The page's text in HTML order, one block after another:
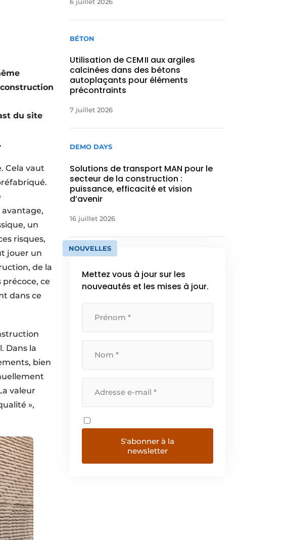
du site
Cela vaut
un
risques,
jouer un
de la
ce
dans ce
Dans la
bien
valeur
»,
BÉTON
Utilisation de CEM II aux argiles
calcinées dans des bétons
autoplaçants pour éléments
précontraints
7 juillet 2026
DEMO DAYS
Solutions de transport MAN pour le
secteur de la construction :
puissance, efficacité et vision
d’avenir
16 juillet 2026
NOUVELLES
Mettez vous à jour sur les
nouveautés et les mises à jour.
S'abonner à la
newsletter